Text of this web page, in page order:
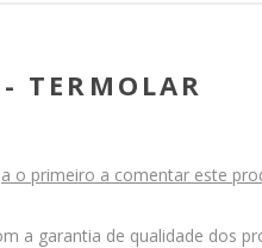
TERMOLAR
o primeiro a comentar este
a garantia de qualidade dos